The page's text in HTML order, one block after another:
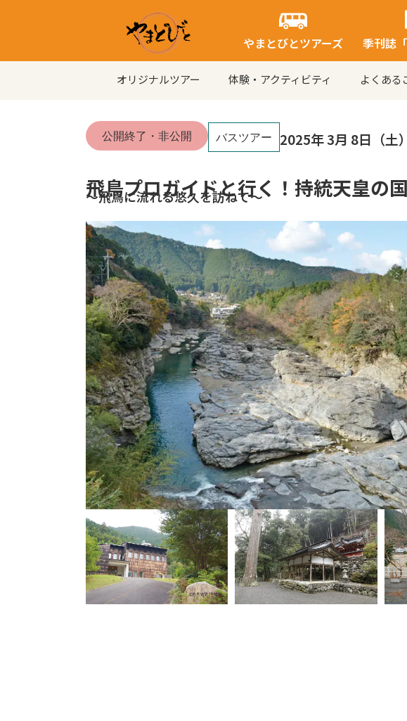
ス
やまとびとツアーズ 季刊誌
オリジナルツアー 体験・アクティビティ よくある
公開終了・非公開 バスツアー 2025年 3月 8日（土
飛鳥プロガイドと行く！持統天皇の
～飛鳥に流れる悠久を訪ねて～